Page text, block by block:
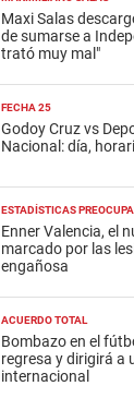
Maxi Salas
de sumarse a
trató muy mal"
FECHA 25
Godoy Cruz vs
Nacional: día,
ESTADÍSTICAS
Enner Valencia, el
marcado por las
engañosa
ACUERDO TOTAL
Bombazo en el
regresa y dirigirá a
internacional